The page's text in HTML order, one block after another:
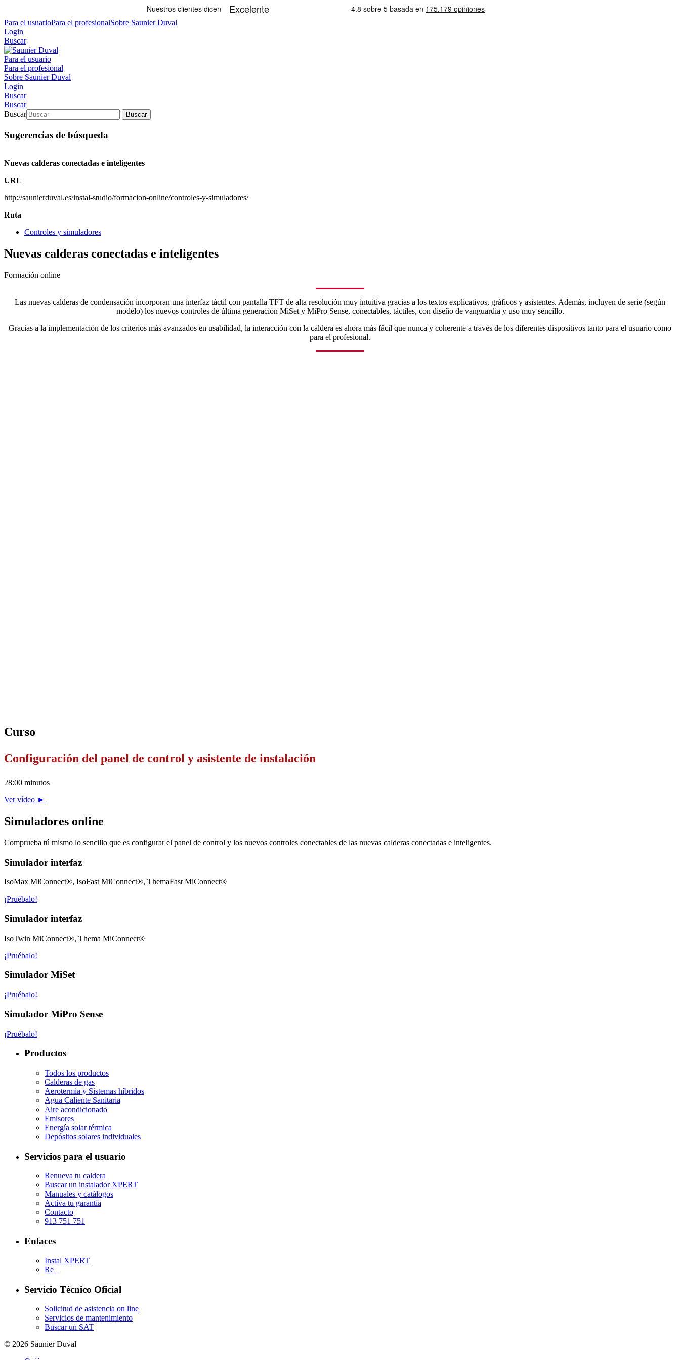
Para el usuarioPara el profesionalSobre Saunier Duval
Login
Buscar
Para el usuario
Para el profesional
Sobre Saunier Duval
Login
Buscar
Buscar
Buscar
Buscar
Sugerencias de búsqueda
Nuevas calderas conectadas e inteligentes
URL
http://saunierduval.es/instal-studio/formacion-online/controles-y-simuladores/
Ruta
Controles y simuladores
Nuevas calderas conectadas e inteligentes
Formación online
Las nuevas calderas de condensación incorporan una interfaz táctil con pantalla TFT de alta resolución muy intuitiva gracias a los textos explicativos, gráficos y asistentes. Además, incluyen de serie (según
modelo) los nuevos controles de última generación MiSet y MiPro Sense, conectables, táctiles, con diseño de vanguardia y uso muy sencillo.
Gracias a la implementación de los criterios más avanzados en usabilidad, la interacción con la caldera es ahora más fácil que nunca y coherente a través de los diferentes dispositivos tanto para el usuario como
para el profesional.
Curso
Configuración del panel de control y asistente de instalación
28:00 minutos
Ver vídeo ►
Simuladores online
Comprueba tú mismo lo sencillo que es configurar el panel de control y los nuevos controles conectables de las nuevas calderas conectadas e inteligentes.
Simulador interfaz
IsoMax MiConnect®, IsoFast MiConnect®, ThemaFast MiConnect®
¡Pruébalo!
Simulador interfaz
IsoTwin MiConnect®, Thema MiConnect®
¡Pruébalo!
Simulador MiSet
¡Pruébalo!
Simulador MiPro Sense
¡Pruébalo!
Productos
Todos los productos
Calderas de gas
Aerotermia y Sistemas híbridos
Agua Caliente Sanitaria
Aire acondicionado
Emisores
Energía solar térmica
Depósitos solares individuales
Servicios para el usuario
Renueva tu caldera
Buscar un instalador XPERT
Manuales y catálogos
Activa tu garantía
Contacto
913 751 751
Enlaces
Instal XPERT
Re_
Servicio Técnico Oficial
Solicitud de asistencia on line
Servicios de mantenimiento
Buscar un SAT
© 2026 Saunier Duval